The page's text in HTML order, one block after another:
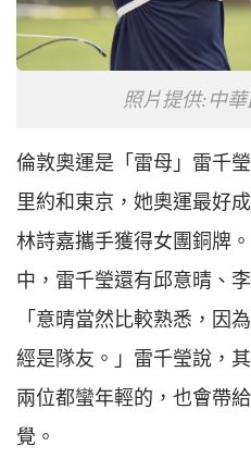
照片提供:中
倫敦奧運是「雷母」雷千
里約和東京，她奧運最好
林詩嘉攜手獲得女團銅牌
中，雷千瑩還有邱意晴、
「意晴當然比較熟悉，因
經是隊友。」雷千瑩說，
兩位都蠻年輕的，也會帶
覺。